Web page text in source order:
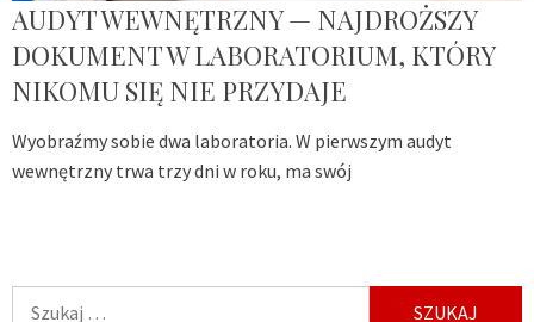
AUDYT WEWNĘTRZNY — NAJDROŻSZY
DOKUMENT W LABORATORIUM, KTÓRY
NIKOMU SIĘ NIE PRZYDAJE
Wyobraźmy sobie dwa laboratoria. W pierwszym audyt
wewnętrzny trwa trzy dni w roku, ma swój